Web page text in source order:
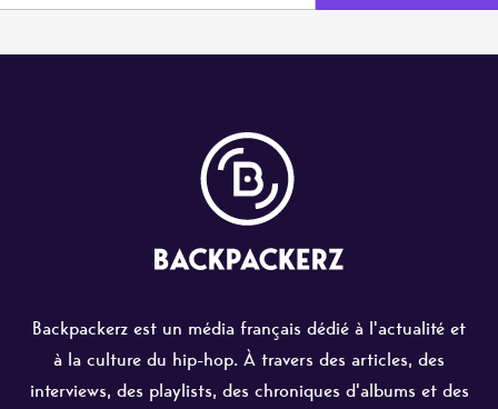
Backpackerz est un média français dédié à l'actualité et
à la culture du hip-hop. À travers des articles, des
interviews, des playlists, des chroniques d'albums et des